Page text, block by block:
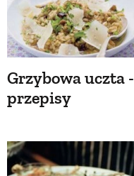
Grzybowa uczta -
przepisy